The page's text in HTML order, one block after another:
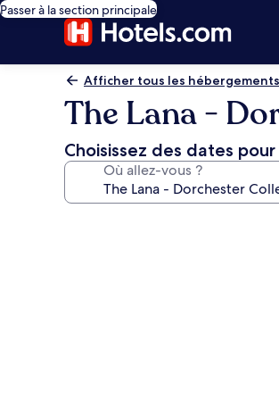
Passer à la section principale
Afficher tous les hébergements
The Lana -
Choisissez des dates
Où allez-vous ?